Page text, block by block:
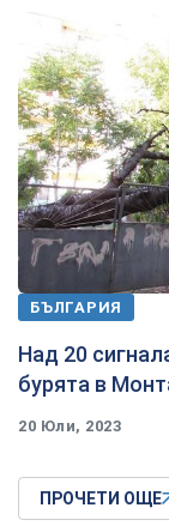
БЪЛГАРИЯ
Над 20
бурята в
20 Юли, 2023
ПРОЧЕТИ ОЩЕ